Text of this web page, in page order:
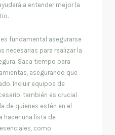
a entender mejor la
fundamental asegurarse
necesarias para realizar la
Saca tiempo para
asegurando que
Incluir equipos de
también es crucial
de quienes estén en el
hacer una lista de
como